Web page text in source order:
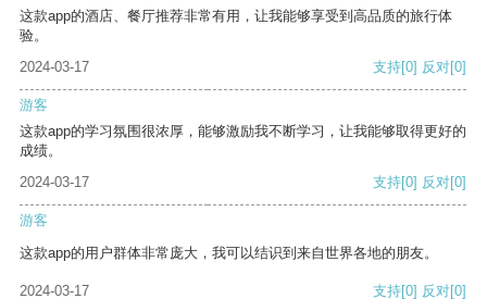
这款app的酒店、餐厅推荐非常有用，让我能够享受到高品质的旅行体
验。
2024-03-17
支持[0] 反对[0]
游客
这款app的学习氛围很浓厚，能够激励我不断学习，让我能够取得更好的
成绩。
2024-03-17
支持[0] 反对[0]
游客
这款app的用户群体非常庞大，我可以结识到来自世界各地的朋友。
2024-03-17 支持[0] 反对[0]